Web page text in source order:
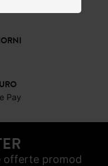
Pay
offerte promod